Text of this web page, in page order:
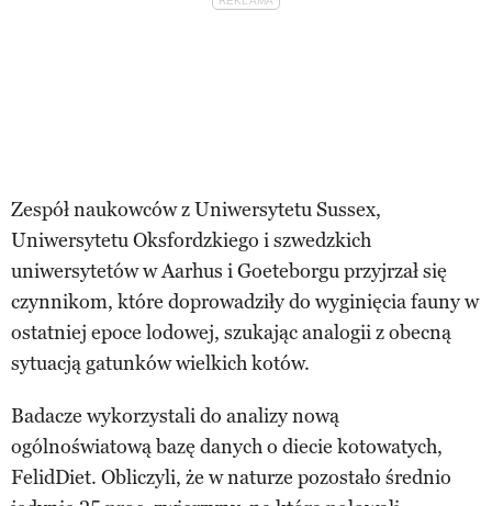
Zespół naukowców z Uniwersytetu Sussex,
Uniwersytetu Oksfordzkiego i szwedzkich
uniwersytetów w Aarhus i Goeteborgu przyjrzał się
czynnikom, które doprowadziły do wyginięcia fauny w
ostatniej epoce lodowej, szukając analogii z obecną
sytuacją gatunków wielkich kotów.
Badacze wykorzystali do analizy nową
ogólnoświatową bazę danych o diecie kotowatych,
FelidDiet. Obliczyli, że w naturze pozostało średnio